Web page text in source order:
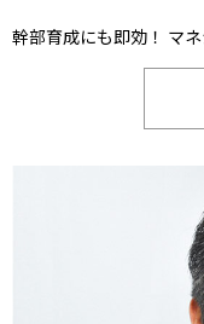
幹部育成にも即効！ マ